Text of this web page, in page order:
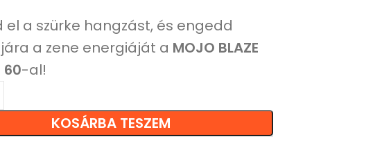
el a szürke hangzást, és engedd
a zene energiáját a MOJO BLAZE
60-al!
KOSÁRBA TESZEM